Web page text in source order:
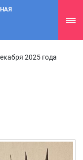
2025 года